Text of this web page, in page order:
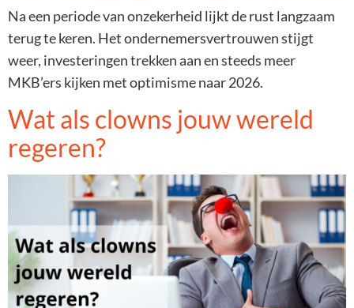
Na een periode van onzekerheid lijkt de rust langzaam
terug te keren. Het ondernemersvertrouwen stijgt
weer, investeringen trekken aan en steeds meer
MKB’ers kijken met optimisme naar 2026.
Wat als clowns jouw wereld
regeren?